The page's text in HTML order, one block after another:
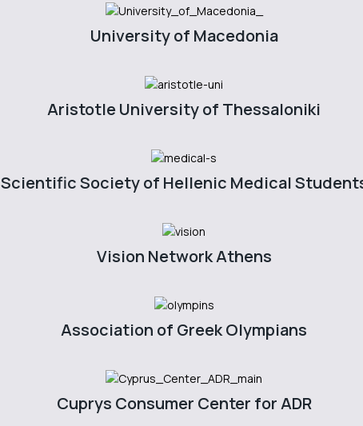
University of Macedonia
Aristotle University of Thessaloniki
Scientific Society of Hellenic Medical
Vision Network Athens
Association of Greek Olympians
Cuprys Consumer Center for ADR